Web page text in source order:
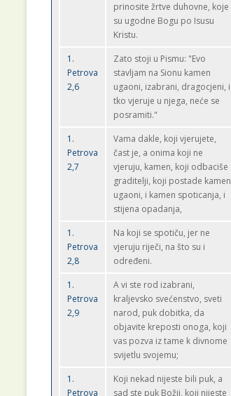
prinosite žrtve duhovne, koje
su ugodne Bogu po Isusu
Kristu.
1.
Petrova
2,6
Zato stoji u Pismu: "Evo
stavljam na Sionu kamen
ugaoni, izabrani, dragocjeni, i
tko vjeruje u njega, neće se
posramiti."
1.
Petrova
2,7
Vama dakle, koji vjerujete,
čast je, a onima koji ne
vjeruju, kamen, koji odbaciše
graditelji, koji postade kamen
ugaoni, i kamen spoticanja, i
stijena opadanja,
1.
Petrova
2,8
Na koji se spotiču, jer ne
vjeruju riječi, na što su i
određeni.
1.
Petrova
2,9
A vi ste rod izabrani,
kraljevsko svećenstvo, sveti
narod, puk dobitka, da
objavite kreposti onoga, koji
vas pozva iz tame k divnome
svijetlu svojemu;
1.
Petrova
Koji nekad nijeste bili puk, a
sad ste puk Božji, koji nijeste